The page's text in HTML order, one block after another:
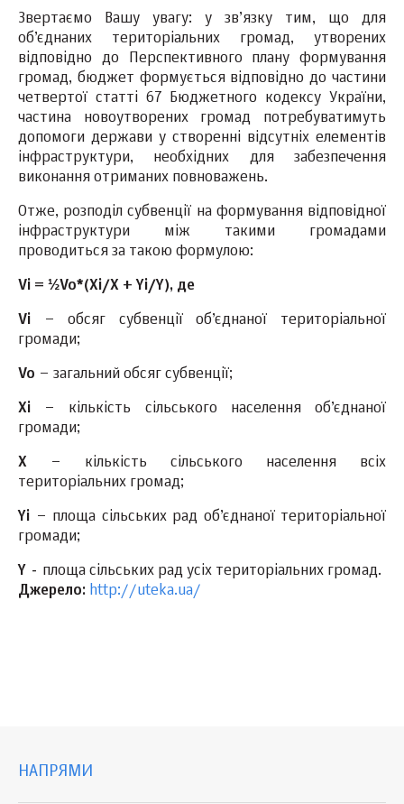
Звертаємо Вашу увагу: у зв’язку тим, що для
об’єднаних територіальних громад, утворених
відповідно до Перспективного плану формування
громад, бюджет формується відповідно до частини
четвертої статті 67 Бюджетного кодексу України,
частина новоутворених громад потребуватимуть
допомоги держави у створенні відсутніх елементів
інфраструктури, необхідних для забезпечення
виконання отриманих повноважень.
Отже, розподіл субвенції на формування відповідної
інфраструктури між такими громадами
проводиться за такою формулою:
Vi = ½Vo*(Xi/X + Yi/Y), де
Vi
– обсяг субвенції об’єднаної територіальної
громади;
Vo – загальний обсяг субвенції;
Xi
– кількість сільського населення об’єднаної
громади;
X
– кількість сільського населення всіх
територіальних громад;
Yi – площа сільських рад об’єднаної територіальної
громади;
Y - площа сільських рад усіх територіальних громад.
Джерело: http://uteka.ua/
НАПРЯМИ